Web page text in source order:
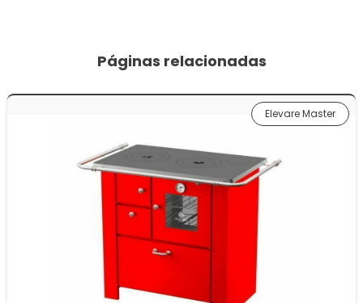
Páginas relacionadas
Elevare Master